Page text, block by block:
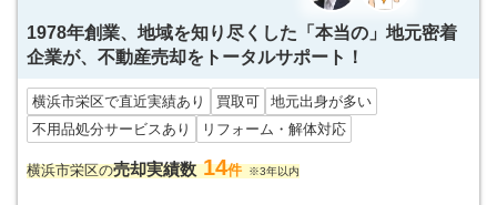
1978年創業、地域を知り尽くした「本当の」地元密着
企業が、不動産売却をトータルサポート！
横浜市栄区で直近実績あり 買取可
地元出身が多い
不用品処分サービスあり
リフォーム・解体対応
横浜市栄区の売却実績数 14件 ※3年以内